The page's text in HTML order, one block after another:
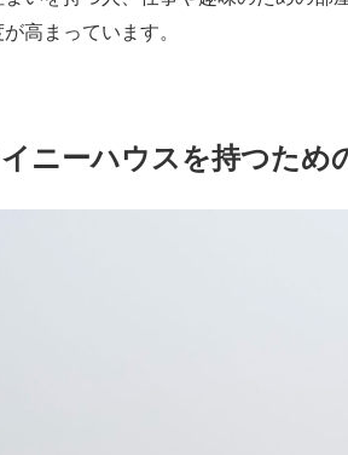
高まっています。
ニーハウスを持つため